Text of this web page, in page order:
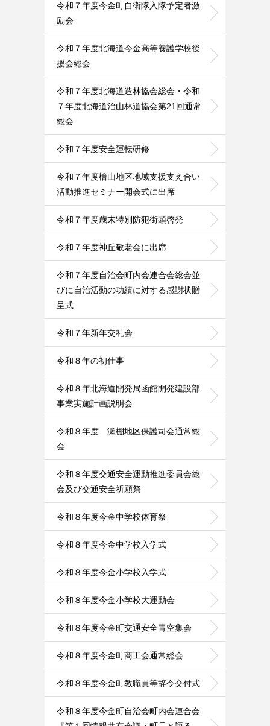
令和７年度今金町自衛隊入隊予定者激
励会
令和７年度北海道今金高等養護学校後
援会総会
令和７年度北海道造林協会総会・令和
７年度北海道治山林道協会第21回通常
総会
令和７年度安全運転研修
令和７年度檜山地区地域支援支え合い
活動推進セミナー開会式に出席
令和７年度歳末特別防犯街頭啓発
令和７年度神丘敬老会に出席
令和７年度自治会町内会連合会総会並
びに自治活動の功績に対する感謝状贈
呈式
令和７年新年交礼会
令和８年の初仕事
令和８年北海道開発局函館開発建設部
事業実施計画説明会
令和８年度 瀬棚地区保護司会通常総
会
令和８年度交通安全運動推進委員会総
会及び交通安全祈願祭
令和８年度今金中学校体育祭
令和８年度今金中学校入学式
令和８年度今金小学校入学式
令和８年度今金小学校大運動会
令和８年度今金町交通安全青空集会
令和８年度今金町商工会通常総会
令和８年度今金町教職員等辞令交付式
令和８年度今金町自治会町内会連合会